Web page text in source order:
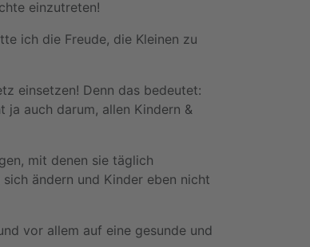
einzutreten!
ich die Freude, die Kleinen zu
einsetzen! Denn das bedeutet:
ja auch darum, allen Kindern &
mit denen sie täglich
ändern und Kinder eben nicht
vor allem auf eine gesunde und